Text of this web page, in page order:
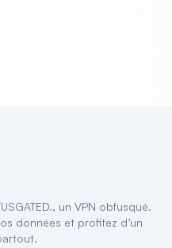
un VPN obfusqué.
données et profitez d’un